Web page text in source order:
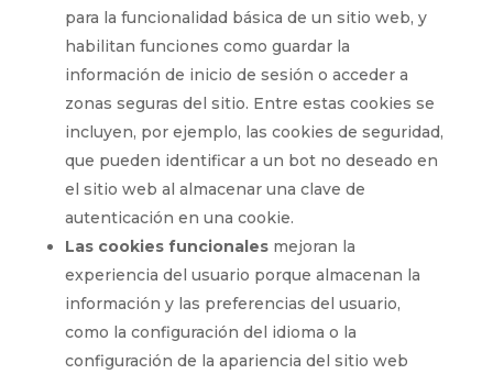
para la funcionalidad básica de un sitio web, y
habilitan funciones como guardar la
información de inicio de sesión o acceder a
zonas seguras del sitio. Entre estas cookies se
incluyen, por ejemplo, las cookies de seguridad,
que pueden identificar a un bot no deseado en
el sitio web al almacenar una clave de
autenticación en una cookie.
Las cookies funcionalesmejoran la
experiencia del usuario porque almacenan la
información y las preferencias del usuario,
como la configuración del idioma o la
configuración de la apariencia del sitio web